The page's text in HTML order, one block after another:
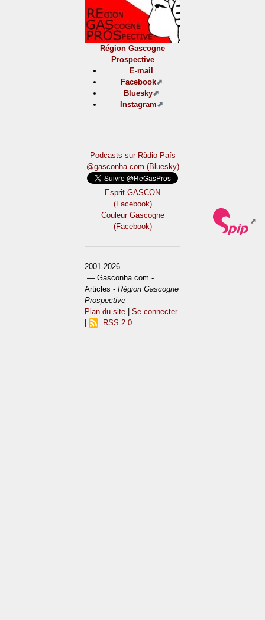
Région Gascogne
Prospective
E-mail
Facebook
Bluesky
Instagram
Podcasts sur Ràdio País
@gasconha.com (Bluesky)
Esprit GASCON
(Facebook)
Couleur Gascogne
(Facebook)
2001-2026
— Gasconha.com -
Articles -Région Gascogne
Prospective
Plan du site |Se connecter
RSS 2.0